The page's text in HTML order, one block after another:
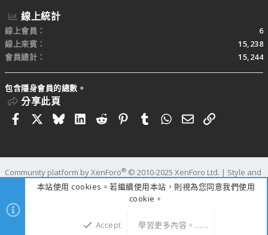
線上統計
線上會員
6
線上來賓
15,238
會員總計
15,244
包含隱身會員的總數。
分享此頁
FacebookBlueskyLinkedIn
RedditPinterestTumblrWhatsApp
電子郵件
連結
Community platform by XenForo® © 2010-2025 XenForo Ltd. | Style and
add-ons by ThemeHouse
時間 1.1263s
本站使用 cookies。若繼續使用本站，則視為您同意我們使用
cookie。
Accept 學習更多內容。……